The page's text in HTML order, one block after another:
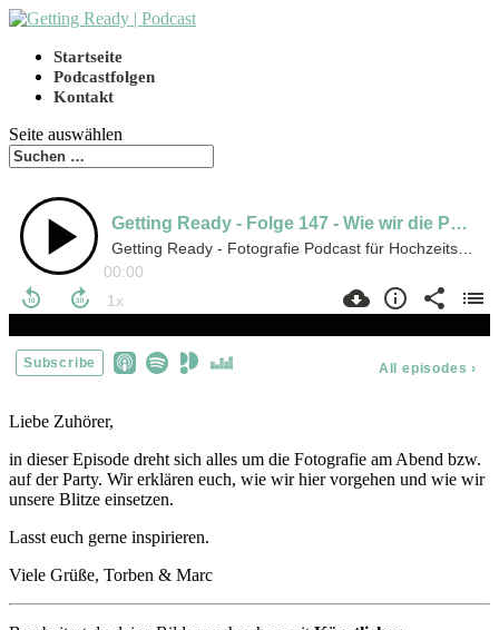
Startseite
Podcastfolgen
Kontakt
Seite auswählen
Liebe Zuhörer,
in dieser Episode dreht sich alles um die Fotografie am Abend bzw.
auf der Party. Wir erklären euch, wie wir hier vorgehen und wie wir
unsere Blitze einsetzen.
Lasst euch gerne inspirieren.
Viele Grüße, Torben & Marc